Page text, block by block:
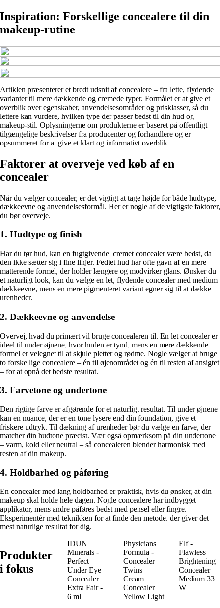
Inspiration: Forskellige concealere til din
makeup-rutine
Artiklen præsenterer et bredt udsnit af concealere – fra lette, flydende
varianter til mere dækkende og cremede typer. Formålet er at give et
overblik over egenskaber, anvendelsesområder og prisklasser, så du
lettere kan vurdere, hvilken type der passer bedst til din hud og
makeup-stil. Oplysningerne om produkterne er baseret på offentligt
tilgængelige beskrivelser fra producenter og forhandlere og er
opsummeret for at give et klart og informativt overblik.
Faktorer at overveje ved køb af en
concealer
Når du vælger concealer, er det vigtigt at tage højde for både hudtype,
dækkeevne og anvendelsesformål. Her er nogle af de vigtigste faktorer,
du bør overveje.
1. Hudtype og finish
Har du tør hud, kan en fugtgivende, cremet concealer være bedst, da
den ikke sætter sig i fine linjer. Fedtet hud har ofte gavn af en mere
matterende formel, der holder længere og modvirker glans. Ønsker du
et naturligt look, kan du vælge en let, flydende concealer med medium
dækkeevne, mens en mere pigmenteret variant egner sig til at dække
urenheder.
2. Dækkeevne og anvendelse
Overvej, hvad du primært vil bruge concealeren til. En let concealer er
ideel til under øjnene, hvor huden er tynd, mens en mere dækkende
formel er velegnet til at skjule pletter og rødme. Nogle vælger at bruge
to forskellige concealere – én til øjenområdet og én til resten af ansigtet
– for at opnå det bedste resultat.
3. Farvetone og undertone
Den rigtige farve er afgørende for et naturligt resultat. Til under øjnene
kan en nuance, der er en tone lysere end din foundation, give et
friskere udtryk. Til dækning af urenheder bør du vælge en farve, der
matcher din hudtone præcist. Vær også opmærksom på din undertone
– varm, kold eller neutral – så concealeren blender harmonisk med
resten af din makeup.
4. Holdbarhed og påføring
En concealer med lang holdbarhed er praktisk, hvis du ønsker, at din
makeup skal holde hele dagen. Nogle concealere har indbygget
applikator, mens andre påføres bedst med pensel eller fingre.
Eksperimentér med teknikken for at finde den metode, der giver det
mest naturlige resultat for dig.
Produkter
i fokus
IDUN
Minerals -
Perfect
Under Eye
Concealer
Extra Fair -
6 ml
Physicians
Formula -
Concealer
Twins
Cream
Concealer
Yellow Light
Elf -
Flawless
Brightening
Concealer
Medium 33
W